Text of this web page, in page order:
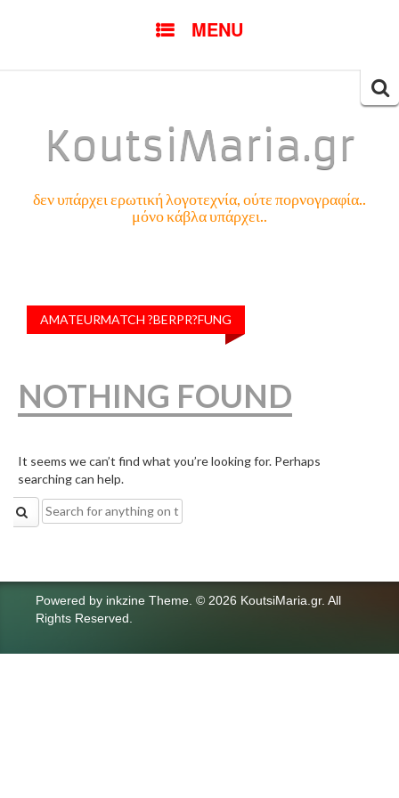
MENU
KoutsiMaria.gr
δεν υπάρχει ερωτική λογοτεχνία, ούτε πορνογραφία..
μόνο κάβλα υπάρχει..
AMATEURMATCH ?BERPR?FUNG
NOTHING FOUND
It seems we can’t find what you’re looking for. Perhaps
searching can help.
Search
for:
Powered by inkzine Theme © 2026 KoutsiMaria.gr. All
Rights Reserved.